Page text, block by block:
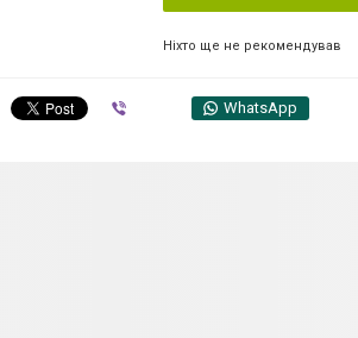
Ніхто ще не рекомендував
WhatsApp